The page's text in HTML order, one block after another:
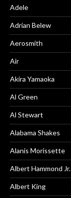
Adele
Adrian Belew
Aerosmith
Air
Akira Yamaoka
Al Green
Al Stewart
Alabama Shakes
Alanis Morissette
Albert Hammond Jr.
Albert King